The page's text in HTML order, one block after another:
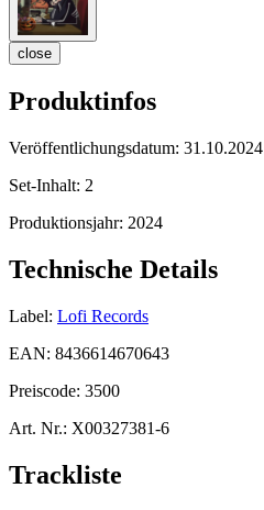
close
Produktinfos
Veröffentlichungsdatum: 31.10.2024
Set-Inhalt: 2
Produktionsjahr: 2024
Technische Details
Label: Lofi Records
EAN: 8436614670643
Preiscode: 3500
Art. Nr.: X00327381-6
Trackliste